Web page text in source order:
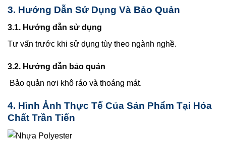
3. Hướng Dẫn Sử Dụng Và Bảo Quản
3.1. Hướng dẫn sử dụng
Tư vấn trước khi sử dụng tùy theo ngành nghề.
3.2. Hướng dẫn bảo quản
Bảo quản nơi khô ráo và thoáng mát.
4. Hình Ảnh Thực Tế Của Sản Phẩm Tại Hóa
Chất Trần Tiến